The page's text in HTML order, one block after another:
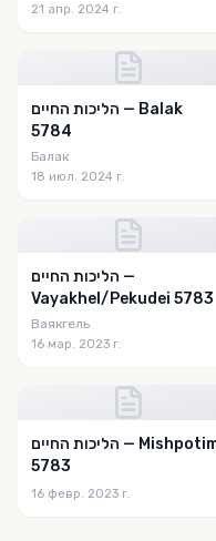
21 апр. 2024 г.
הליכות החיים — Balak
5784
Балак
18 июл. 2024 г.
הליכות החיים —
Vayakhel/Pekudei 5783
Ваякгель
16 мар. 2023 г.
הליכות החיים — Mishpotim
5783
16 февр. 2023 г.